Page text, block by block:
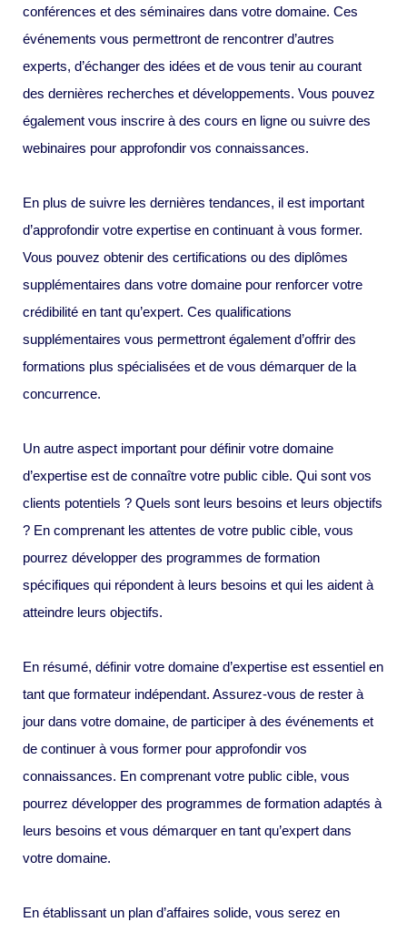
conférences et des séminaires dans votre domaine. Ces
événements vous permettront de rencontrer d’autres
experts, d’échanger des idées et de vous tenir au courant
des dernières recherches et développements. Vous pouvez
également vous inscrire à des cours en ligne ou suivre des
webinaires pour approfondir vos connaissances.
En plus de suivre les dernières tendances, il est important
d’approfondir votre expertise en continuant à vous former.
Vous pouvez obtenir des certifications ou des diplômes
supplémentaires dans votre domaine pour renforcer votre
crédibilité en tant qu’expert. Ces qualifications
supplémentaires vous permettront également d’offrir des
formations plus spécialisées et de vous démarquer de la
concurrence.
Un autre aspect important pour définir votre domaine
d’expertise est de connaître votre public cible. Qui sont vos
clients potentiels ? Quels sont leurs besoins et leurs objectifs
? En comprenant les attentes de votre public cible, vous
pourrez développer des programmes de formation
spécifiques qui répondent à leurs besoins et qui les aident à
atteindre leurs objectifs.
En résumé, définir votre domaine d’expertise est essentiel en
tant que formateur indépendant. Assurez-vous de rester à
jour dans votre domaine, de participer à des événements et
de continuer à vous former pour approfondir vos
connaissances. En comprenant votre public cible, vous
pourrez développer des programmes de formation adaptés à
leurs besoins et vous démarquer en tant qu’expert dans
votre domaine.
En établissant un plan d’affaires solide, vous serez en